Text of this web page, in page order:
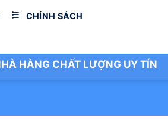
CHÍNH SÁCH
HÀNG CHẤT LƯỢNG UY TÍN